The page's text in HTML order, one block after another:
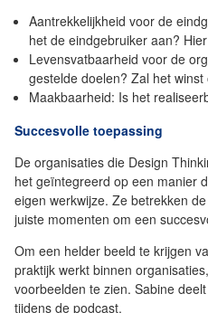
Aantrekkelijkheid voor de
het de eindgebruiker aan?
Levensvatbaarheid voor de
gestelde doelen? Zal het winst
Maakbaarheid: Is het
Succesvolle toepassing
De organisaties die Design
het geïntegreerd op een manier
eigen werkwijze. Ze betrekken
juiste momenten om een
Om een helder beeld te krijgen
praktijk werkt binnen
voorbeelden te zien. Sabine
tijdens de podcast.